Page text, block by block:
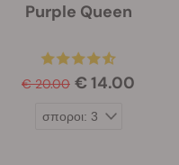
Purple Queen
€ 20.00 € 14.00